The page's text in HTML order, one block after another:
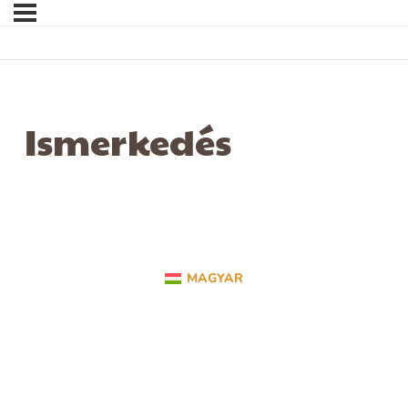
Ismerkedés
MAGYAR